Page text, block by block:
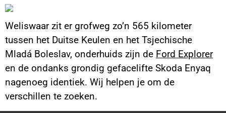
Weliswaar zit er grofweg zo’n 565 kilometer
tussen het Duitse Keulen en het Tsjechische
Mladá Boleslav, onderhuids zijn de Ford Explorer
en de ondanks grondig gefacelifte Skoda Enyaq
nagenoeg identiek. Wij helpen je om de
verschillen te zoeken.